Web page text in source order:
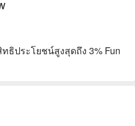
ธิประโยชน์สูงสุดถึง 3% Fun